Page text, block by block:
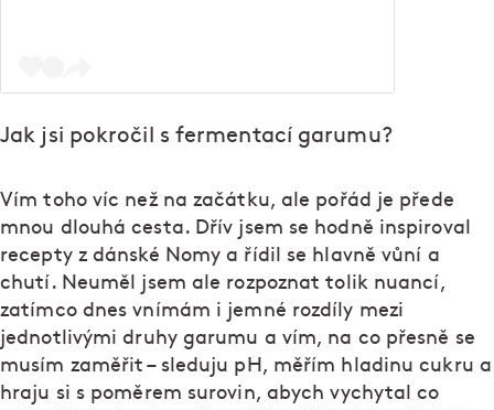
Jak jsi pokročil s fermentací garumu?
Vím toho víc než na začátku, ale pořád je přede
mnou dlouhá cesta. Dřív jsem se hodně inspiroval
recepty z dánské Nomy a řídil se hlavně vůní a
chutí. Neuměl jsem ale rozpoznat tolik nuancí,
zatímco dnes vnímám i jemné rozdíly mezi
jednotlivými druhy garumu a vím, na co přesně se
musím zaměřit – sleduju pH, měřím hladinu cukru a
hraju si s poměrem surovin, abych vychytal co